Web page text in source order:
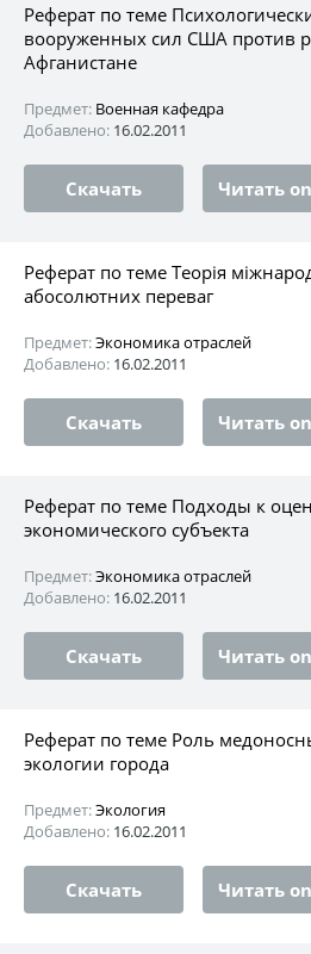
Реферат по теме
вооруженных сил США против
Афганистане
Предмет: Военная кафедра
Добавлено: 16.02.2011
Скачать Читать
Реферат по теме Теорія
абосолютних переваг
Предмет:Экономика отраслей
Добавлено: 16.02.2011
Скачать Читать
Реферат по теме Подходы к
экономического субъекта
Предмет:Экономика отраслей
Добавлено: 16.02.2011
Скачать Читать
Реферат по теме Роль
экологии города
Предмет:Экология
Добавлено: 16.02.2011
Скачать Читать